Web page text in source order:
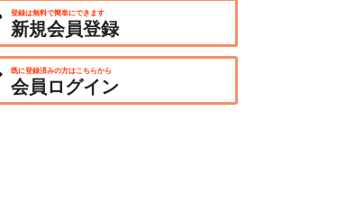
登録は無料で簡単にできます
新規会員登録
既に登録済みの方はこちらから
会員ログイン